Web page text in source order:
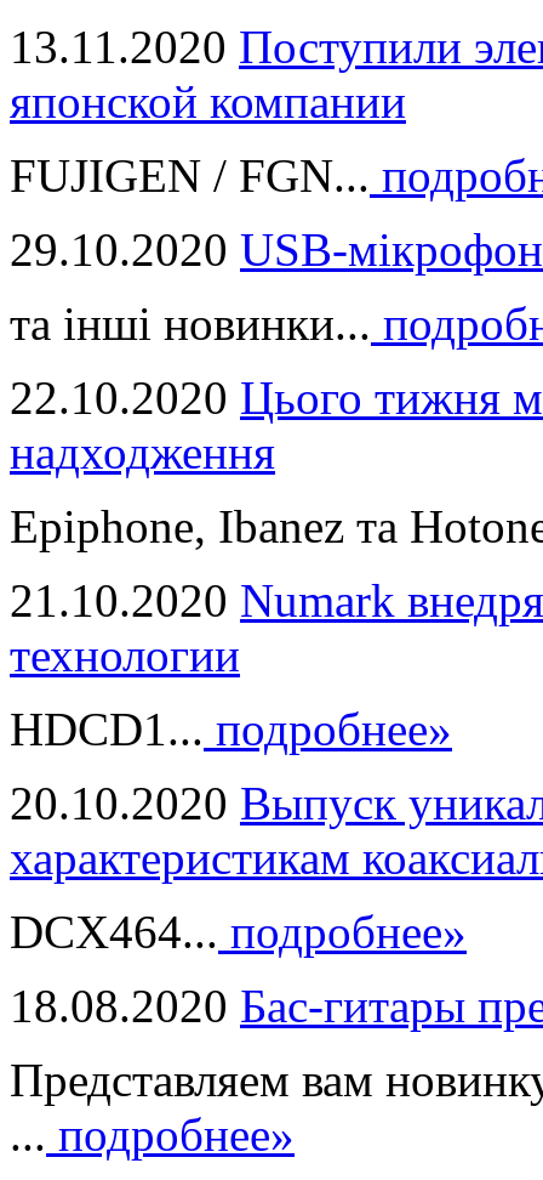
13.11.2020 Поступили
японской компании
FUJIGEN / FGN...
29.10.2020 USB-
та інші новинки...
22.10.2020 Цього тижня
надходження
Epiphone, Ibanez та
21.10.2020 Numark
технологии
HDCD1... подробнее»
20.10.2020 Выпуск
характеристикам
DCX464... подробнее»
18.08.2020 Бас-гитары
Представляем вам
... подробнее»